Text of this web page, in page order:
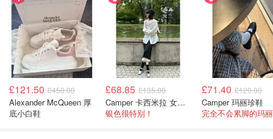
£121.50 £450.00
Alexander McQueen 厚
底小白鞋
£68.85 £135.00
Camper 卡西米拉 女士鞋子
银色很特别！
£71.40 £120.00
Camper 玛丽珍鞋